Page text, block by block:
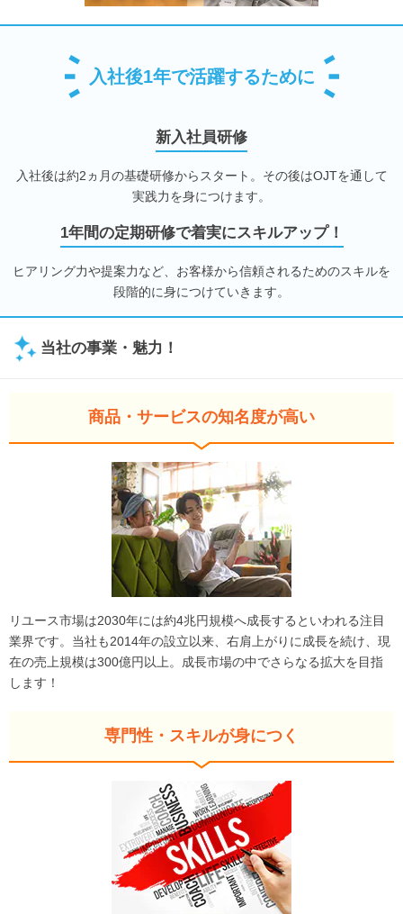
入社後1年で活躍するために
新入社員研修
入社後は約2ヵ月の基礎研修からスタート。その後はOJTを通して
実践力を身につけます。
1年間の定期研修で着実にスキルアップ！
ヒアリング力や提案力など、お客様から信頼されるためのスキルを
段階的に身につけていきます。
当社の事業・魅力！
商品・サービスの知名度が高い
リユース市場は2030年には約4兆円規模へ成長するといわれる注目
業界です。当社も2014年の設立以来、右肩上がりに成長を続け、現
在の売上規模は300億円以上。成長市場の中でさらなる拡大を目指
します！
専門性・スキルが身につく